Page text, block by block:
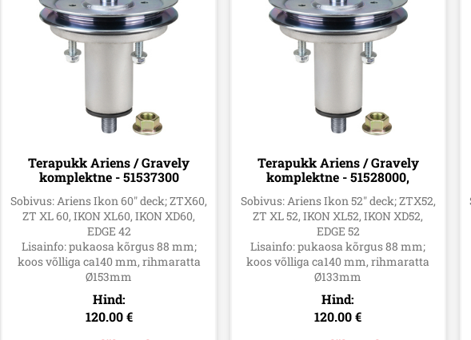
Terapukk Ariens / Gravely
komplektne - 51537300
Sobivus: Ariens Ikon 60" deck; ZTX60,
ZT XL 60, IKON XL60, IKON XD60,
EDGE 42
Lisainfo: pukaosa kõrgus 88 mm;
koos võlliga ca140 mm, rihmaratta
Ø153mm
Hind:
120.00 €
Terapukk Ariens / Gravely
komplektne - 51528000,
Sobivus: Ariens Ikon 52" deck; ZTX52,
ZT XL 52, IKON XL52, IKON XD52,
EDGE 52
Lisainfo: pukaosa kõrgus 88 mm;
koos võlliga ca140 mm, rihmaratta
Ø133mm
Hind:
120.00 €